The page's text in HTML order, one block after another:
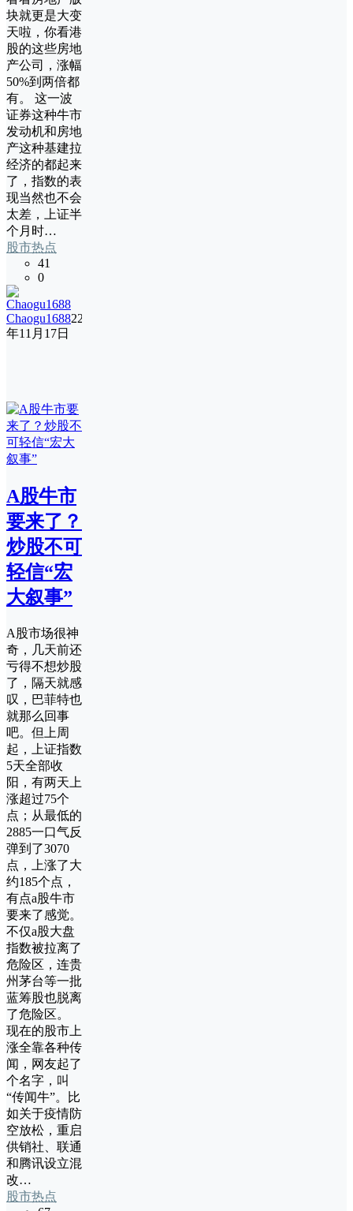
块就更是大变
天啦，你看港
股的这些房地
产公司，涨幅
50%到两倍都
有。 这一波
证券这种牛市
发动机和房地
产这种基建拉
经济的都起来
了，指数的表
现当然也不会
太差，上证半
个月时…
股市热点
41
0
Chaogu168822
年11月17日
A股牛市
要来了？
炒股不可
轻信“宏
大叙事”
A股市场很神
奇，几天前还
亏得不想炒股
了，隔天就感
叹，巴菲特也
就那么回事
吧。但上周
起，上证指数
5天全部收
阳，有两天上
涨超过75个
点；从最低的
2885一口气反
弹到了3070
点，上涨了大
约185个点，
有点a股牛市
要来了感觉。
不仅a股大盘
指数被拉离了
危险区，连贵
州茅台等一批
蓝筹股也脱离
了危险区。
现在的股市上
涨全靠各种传
闻，网友起了
个名字，叫
“传闻牛”。比
如关于疫情防
空放松，重启
供销社、联通
和腾讯设立混
改…
股市热点